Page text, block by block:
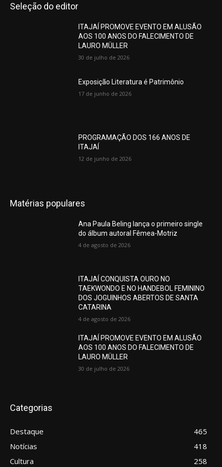
Seleção do editor
ITAJAÍ PROMOVE EVENTO EM ALUSÃO
AOS 100 ANOS DO FALECIMENTO DE
LAURO MÜLLER
30 de julho de 2026
Exposição Literatura é Patrimônio
17 de junho de 2026
PROGRAMAÇÃO DOS 166 ANOS DE
ITAJAÍ
12 de junho de 2026
Matérias populares
Ana Paula Beling lança o primeiro single
do álbum autoral Fêmea-Motriz
4 de agosto de 2026
ITAJAÍ CONQUISTA OURO NO
TAEKWONDO E NO HANDEBOL FEMININO
DOS JOGUINHOS ABERTOS DE SANTA
CATARINA
4 de agosto de 2026
ITAJAÍ PROMOVE EVENTO EM ALUSÃO
AOS 100 ANOS DO FALECIMENTO DE
LAURO MÜLLER
30 de julho de 2026
Categorias
Destaque
465
Notícias
418
Cultura
258